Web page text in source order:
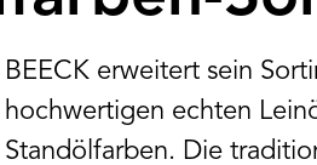
BEECK erweitert sein
hochwertigen echten
Standölfarben. Die